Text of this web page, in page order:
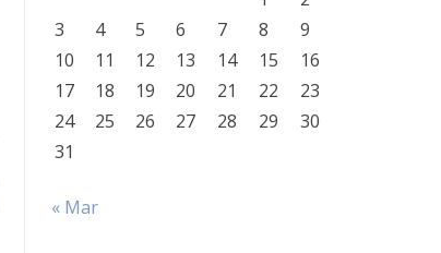
3
4 5 6 7 8
9
10
11 12 13 14 15
16
17
18 19 20 21 22
23
24
25 26 27 28 29
30
31
« Mar